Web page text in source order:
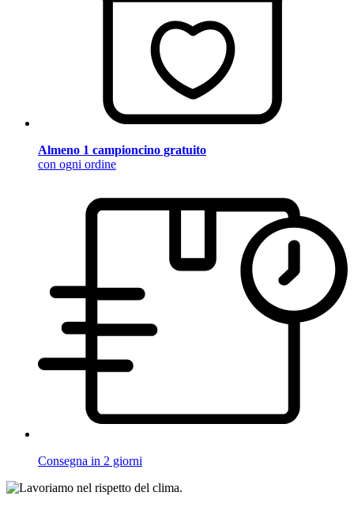
Almeno 1 campioncino gratuito
con ogni ordine
Consegna in 2 giorni